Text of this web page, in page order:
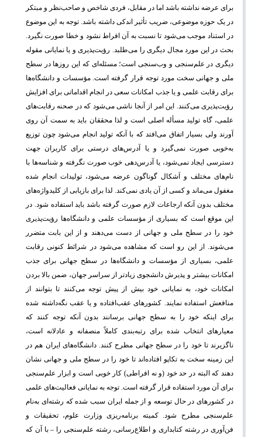
برای عرضه نداشته باشد اما در مقابل، فردی شاخص و صاحب‌نظر و مبتکر
در یک حوزه موضوعی، ضریب تأثیر اندکی داشته باشد. توجه به این موضوع
در استناد موجب می‌شود تا نسبت به آن افراط نشود و خطا صورت نگیرد.
بحث در این مورد مجال دیگری را می‌طلبد. رؤیت‌پذیری و یا نمایانی مقوله
دیگری در علم‌سنجی و وب‌سنجی است؛ مسئله‌ای که این روزها در سطح
ملی و جهانی سخت مورد توجه قرار گرفته است. مؤسسات و دانشگاه‌ها
برای رقابت علمی و یا جذب امکانات سعی در انجام اقداماتی برای افزایش
رؤیت‌پذیری می‌کنند. این امر از آنجا ناشی می‌شود که در صحنه رقابت‌های
علمی، گاه تولید مسأله اصلی است و لذا محققان باید به سمت آن روی
آورند ولی بسیار اتفاق می‌افتد که با آنکه تولید انجام می‌شود چون توزیع
به‌خوبی صورت نمی‌گیرد و یا آدرس‌های درستی برای کاربران جهت
دسترسی ایجاد نمی‌شود، یا آدرس‌دهی خوب صورت نگرفته و شناسه‌ها با
نام‌های مختلف و اَشکال گوناگون عرضه می‌شود، تولیدات انجام شده
مغفول می‌ماند و کسی از آن یادی نمی‌کند. لذا برای بازیابی از کلیدواژه‌های
مختلف بدون آنکه ارجاعات لازم صورت گرفته باشد باید استفاده شود. در
این موقع است که بسیاری از مؤسسات علمی و دانشگاه‌ها رؤیت‌پذیری
خود را در سطح ملی و جهانی از دست می‌دهند و از این بابت متضرر
می‌شوند. از این رو است که مشاهده می‌شود در شرائط کنونی رقابت
علمی، بسیاری از مؤسسات و دانشگاه‌ها در سطح جهانی برای جذب
امکانات بیشتر و پذیرش دانشجوی زیادتر از سراسر جهان، ضمن بالا بردن
امکانات خود، به نمایانی خود بیش از پیش توجه می‌کنند تا بتوانند از
منافعش استفاده نمایند. کشورهای عقب‌افتاده و یا عقب‌ نگه‌داشته شده
برای اینکه خود را به سطح جهانی برسانند بدون آنکه توجه کنند که
معیارهای انتخاب شده برای رتبه‌بندی کاملاً منصفانه و عادلانه است،
ناگزیرند تا خود را در سطح جهانی مطرح کنند. دانشگاه‌های ایران هم در
این زمینه سخت به تکاپو افتاده‌اند تا خود را در سطح ملی و جهانی نشان
دهند که البته در حد خود (و نه افراطی) کار خوبی است و ابزار علم‌سنجی
برای آن مورد استفاده قرار گرفته است. توجه به نمایانی فعالیت‌های علمی
در کشورهای در حال توسعه و از جمله ایران سبب شده که رشته‌ای به‌نام
علم‌سنجی مطرح شود. کمیته برنامه‌ریزی وزارت علوم، تحقیقات و
فن‌آوری در رشته کتابداری و اطلاع‌رسانی، رشته علم‌سنجی را – با آن که